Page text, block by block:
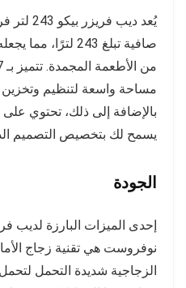
يُعد ديب
صافية تبلغ 243
مساحة واسعة لتنظيم وتخزين
بالإضافة إلى ذلك، تحتوي
يسمح لك بتخصيص التصميم
الجودة
نوفروست هي تقنية زجاج
الزجاجية شديدة التحمل لتحمل